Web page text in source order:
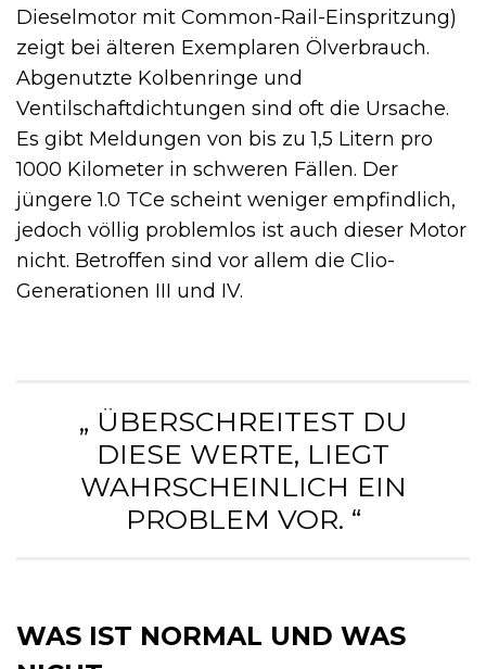
Dieselmotor mit Common-Rail-Einspritzung)
zeigt bei älteren Exemplaren Ölverbrauch.
Abgenutzte Kolbenringe und
Ventilschaftdichtungen sind oft die Ursache.
Es gibt Meldungen von bis zu 1,5 Litern pro
1000 Kilometer in schweren Fällen. Der
jüngere 1.0 TCe scheint weniger empfindlich,
jedoch völlig problemlos ist auch dieser Motor
nicht. Betroffen sind vor allem die Clio-
Generationen III und IV.
„ ÜBERSCHREITEST DU
DIESE WERTE, LIEGT
WAHRSCHEINLICH EIN
PROBLEM VOR. “
WAS IST NORMAL UND WAS